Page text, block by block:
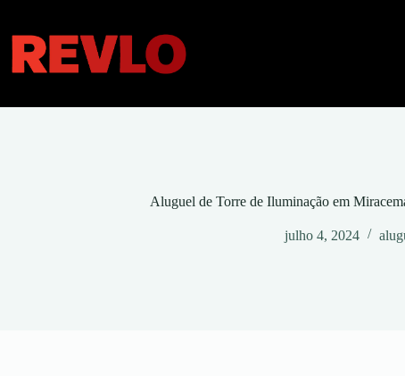
conteúdo
Aluguel de Torre de Iluminação em
julho 4, 2024